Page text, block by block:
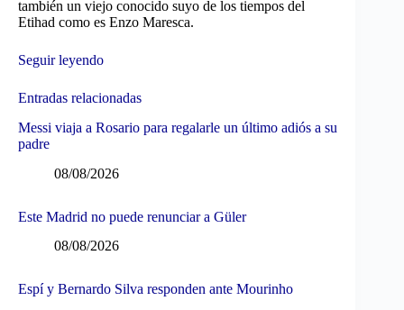
también un viejo conocido suyo de los tiempos del
Etihad como es Enzo Maresca.
Seguir leyendo
Entradas relacionadas
Messi viaja a Rosario para regalarle un último adiós a su
padre
08/08/2026
Este Madrid no puede renunciar a Güler
08/08/2026
Espí y Bernardo Silva responden ante Mourinho